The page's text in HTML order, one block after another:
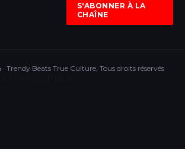
S'ABONNER À LA
CHAÎNE
Trendy Beats True Culture, Tous droits réservés